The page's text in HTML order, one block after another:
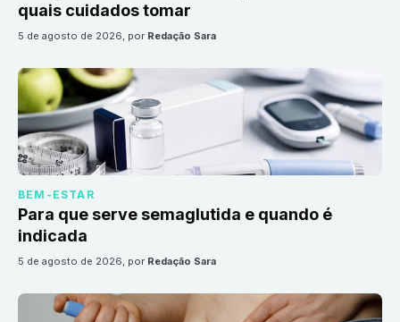
quais cuidados tomar
5 de agosto de 2026, por Redação Sara
BEM-ESTAR
Para que serve semaglutida e quando é
indicada
5 de agosto de 2026, por Redação Sara